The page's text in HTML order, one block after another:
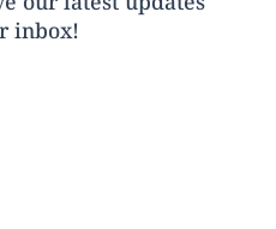
inbox!